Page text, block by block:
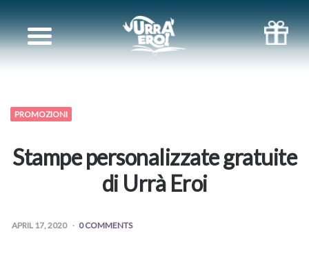
PROMOZIONI
Stampe personalizzate gratuite
di Urrà Eroi
APRIL 17, 2020 0 COMMENTS
I
PIÙ
LETTI